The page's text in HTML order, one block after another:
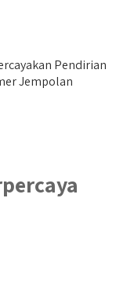
Pendirian
Jempolan